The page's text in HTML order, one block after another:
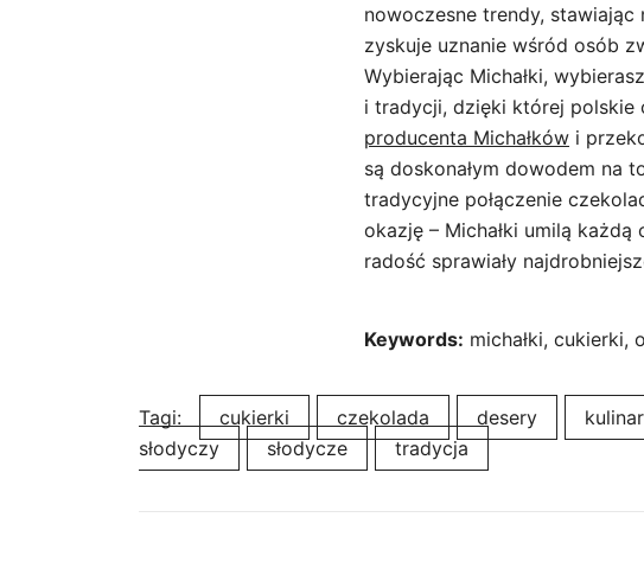
nowoczesne trendy,
zyskuje uznanie wśród osób
Wybierając Michałki,
i tradycji, dzięki której polskie
producenta Michałków i
są doskonałym dowodem na
tradycyjne połączenie
okazję – Michałki umilą
radość sprawiały
Keywords: michałki, cukierki,
Tagi: cukierki czekolada desery
słodyczy
słodycze tradycja